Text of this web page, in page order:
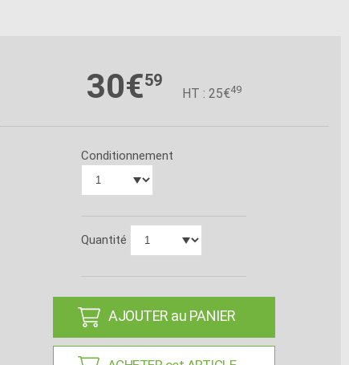
30€59
HT : 25€49
Conditionnement
Quantité
AJOUTER au PANIER